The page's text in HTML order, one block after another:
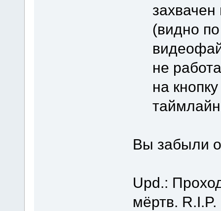
(видно
не
на
Вы забыли
Upd.:
мёртв.